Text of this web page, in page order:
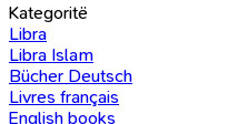
Kategoritë
Libra
Libra Islam
Bücher Deutsch
Livres français
English books